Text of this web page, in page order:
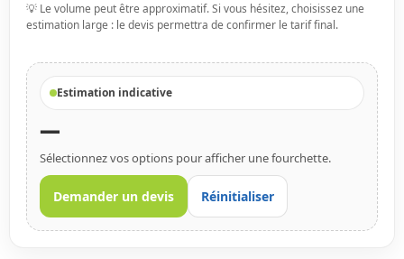
💡 Le volume peut être approximatif. Si vous hésitez, choisissez une
estimation large : le devis permettra de confirmer le tarif final.
Estimation indicative
—
Sélectionnez vos options pour afficher une fourchette.
Demander un devis Réinitialiser